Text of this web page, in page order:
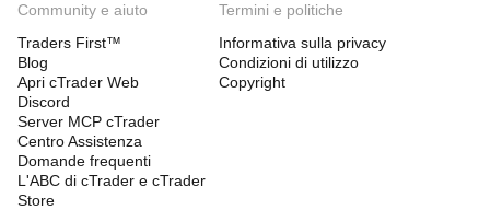
Community e aiuto
Traders First™
Blog
Apri cTrader Web
Discord
Server MCP cTrader
Centro Assistenza
Domande frequenti
L'ABC di cTrader e cTrader
Store
Termini e politiche
Informativa sulla privacy
Condizioni di utilizzo
Copyright